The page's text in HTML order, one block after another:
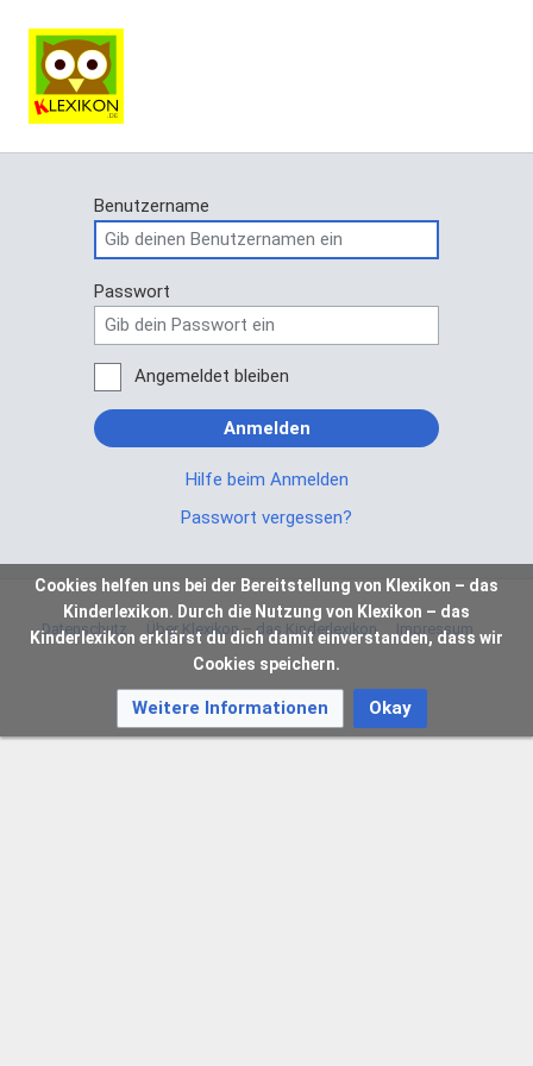
Benutzername
Passwort
Angemeldet bleiben
Anmelden
Hilfe beim Anmelden
Passwort vergessen?
Datenschutz Über Klexikon – das Kinderlexikon Impressum
Cookies helfen uns bei der Bereitstellung von Klexikon – das
Kinderlexikon. Durch die Nutzung von Klexikon – das
Kinderlexikon erklärst du dich damit einverstanden, dass wir
Cookies speichern.
Weitere Informationen Okay